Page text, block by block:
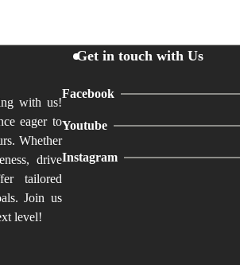
with us!
eager to
Whether
drive
tailored
Join us
level!
Get in touch with Us
Facebook
Youtube
Instagram